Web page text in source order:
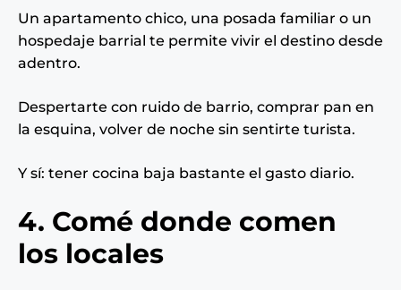
Un apartamento chico, una posada familiar o un
hospedaje barrial te permite vivir el destino desde
adentro.
Despertarte con ruido de barrio, comprar pan en
la esquina, volver de noche sin sentirte turista.
Y sí: tener cocina baja bastante el gasto diario.
4. Comé donde comen
los locales